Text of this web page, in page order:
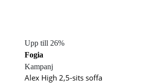
Upp till 26%
Fogia
Kampanj
Alex High 2,5-sits soffa